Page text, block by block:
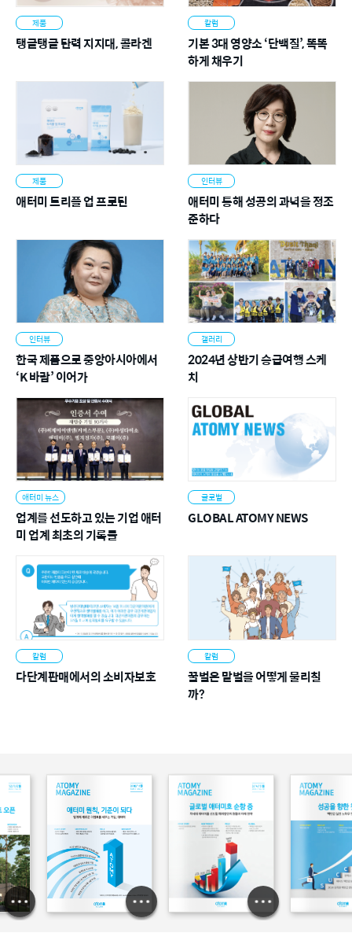
제품
탱글탱글 탄력 지지대, 콜라겐
칼럼
기본 3대 영양소 ‘단백질’, 똑똑
하게 채우기
제품
애터미 트리플 업 프로틴
인터뷰
애터미 통해 성공의 과녁을 정조
준하다
인터뷰
한국 제품으로 중앙아시아에서
‘K 바람’ 이어가
갤러리
2024년 상반기 승급여행 스케
치
애터미 뉴스
업계를 선도하고 있는 기업 애터
미 업계 최초의 기록들
글로벌
GLOBAL ATOMY NEWS
칼럼
다단계판매에서의 소비자보호
칼럼
꿀벌은 말벌을 어떻게 물리칠
까?